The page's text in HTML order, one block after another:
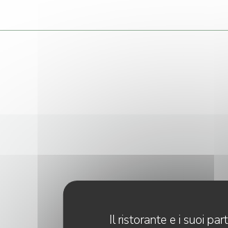
Il ristorante e i suoi